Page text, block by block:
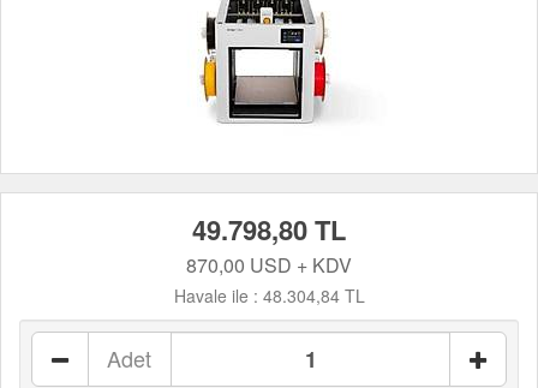
49.798,80 TL
870,00 USD + KDV
Havale ile : 48.304,84 TL
Adet